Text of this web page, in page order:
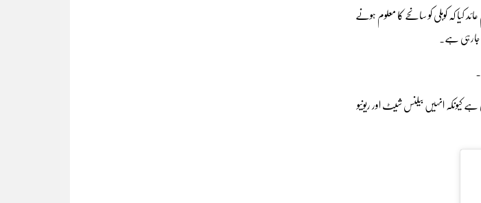
کیا کہ کوہلی کو سانحے کا معلوم ہونے
جارہی ہے۔
کیونکہ انہیں بیلنس شیٹ اور ریونیو